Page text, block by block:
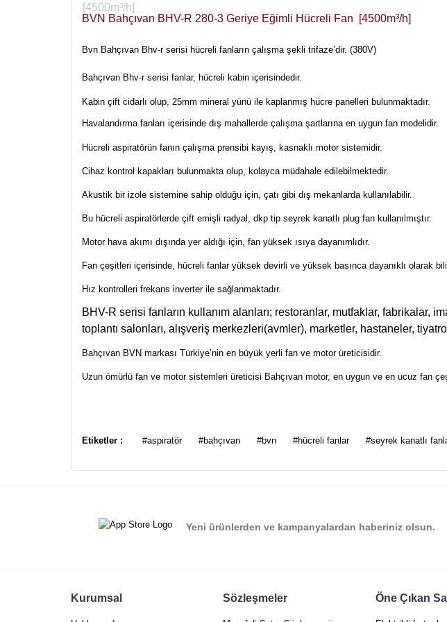
BVN Bahçıvan BHV-R 280-3 Geriye Eğimli Hücreli Fan [4500m³/h]
Bvn Bahçıvan Bhv-r serisi hücreli fanların çalışma şekli trifaze’dir. (380V)
Bahçıvan Bhv-r serisi fanlar, hücreli kabin içerisindedir.
Kabin çift cidarlı olup, 25mm mineral yünü ile kaplanmış hücre panelleri bulunmaktadır.
Havalandırma fanları içerisinde dış mahallerde çalışma şartlarına en uygun fan modelidir.
Hücreli aspiratörün fanın çalışma prensibi kayış, kasnaklı motor sistemidir.
Cihaz kontrol kapakları bulunmakta olup, kolayca müdahale edilebilmektedir.
Akustik bir izole sistemine sahip olduğu için, çatı gibi dış mekanlarda kullanılabilir.
Bu hücreli aspiratörlerde çift emişli radyal, dkp tip seyrek kanatlı plug fan kullanılmıştır.
Motor hava akımı dışında yer aldığı için, fan yüksek ısıya dayanımlıdır.
Fan çeşitleri içerisinde, hücreli fanlar yüksek devirli ve yüksek basınca dayanıklı olarak
Hız kontrolleri frekans inverter ile sağlanmaktadır.
BHV-R serisi fanların kullanım alanları; restoranlar, mutfaklar, fabrikalar,
toplantı salonları, alışveriş merkezleri(avmler), marketler, hastaneler,
Bahçıvan BVN markası Türkiye’nin en büyük yerli fan ve motor üreticisidir.
Uzun ömürlü fan ve motor sistemleri üreticisi Bahçıvan motor, en uygun ve en ucuz fan
Bu ürüne
Ürün resmi kalitesiz, bozuk veya görüntülenemiyor.
Ürün fiyatı diğer sitelerden daha pahalı.
Etiketler : #aspiratör #bahçıvan #bvn #hücreli fanlar #seyrek kanatlı
Yeni ürünlerden ve kampanyalardan haberiniz olsun.
Kurumsal Sözleşmeler Öne Çıkan